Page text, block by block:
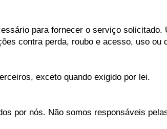
para fornecer o serviço
contra perda, roubo e acesso, uso ou
exceto quando exigido por lei.
por nós. Não somos responsáveis